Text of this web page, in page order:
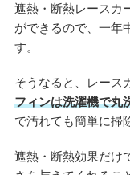
遮熱・断熱レースカ
ができるので、一年
す。
そうなると、レース
フィンは洗濯機で丸
で汚れても簡単に掃
遮熱・断熱効果だけ